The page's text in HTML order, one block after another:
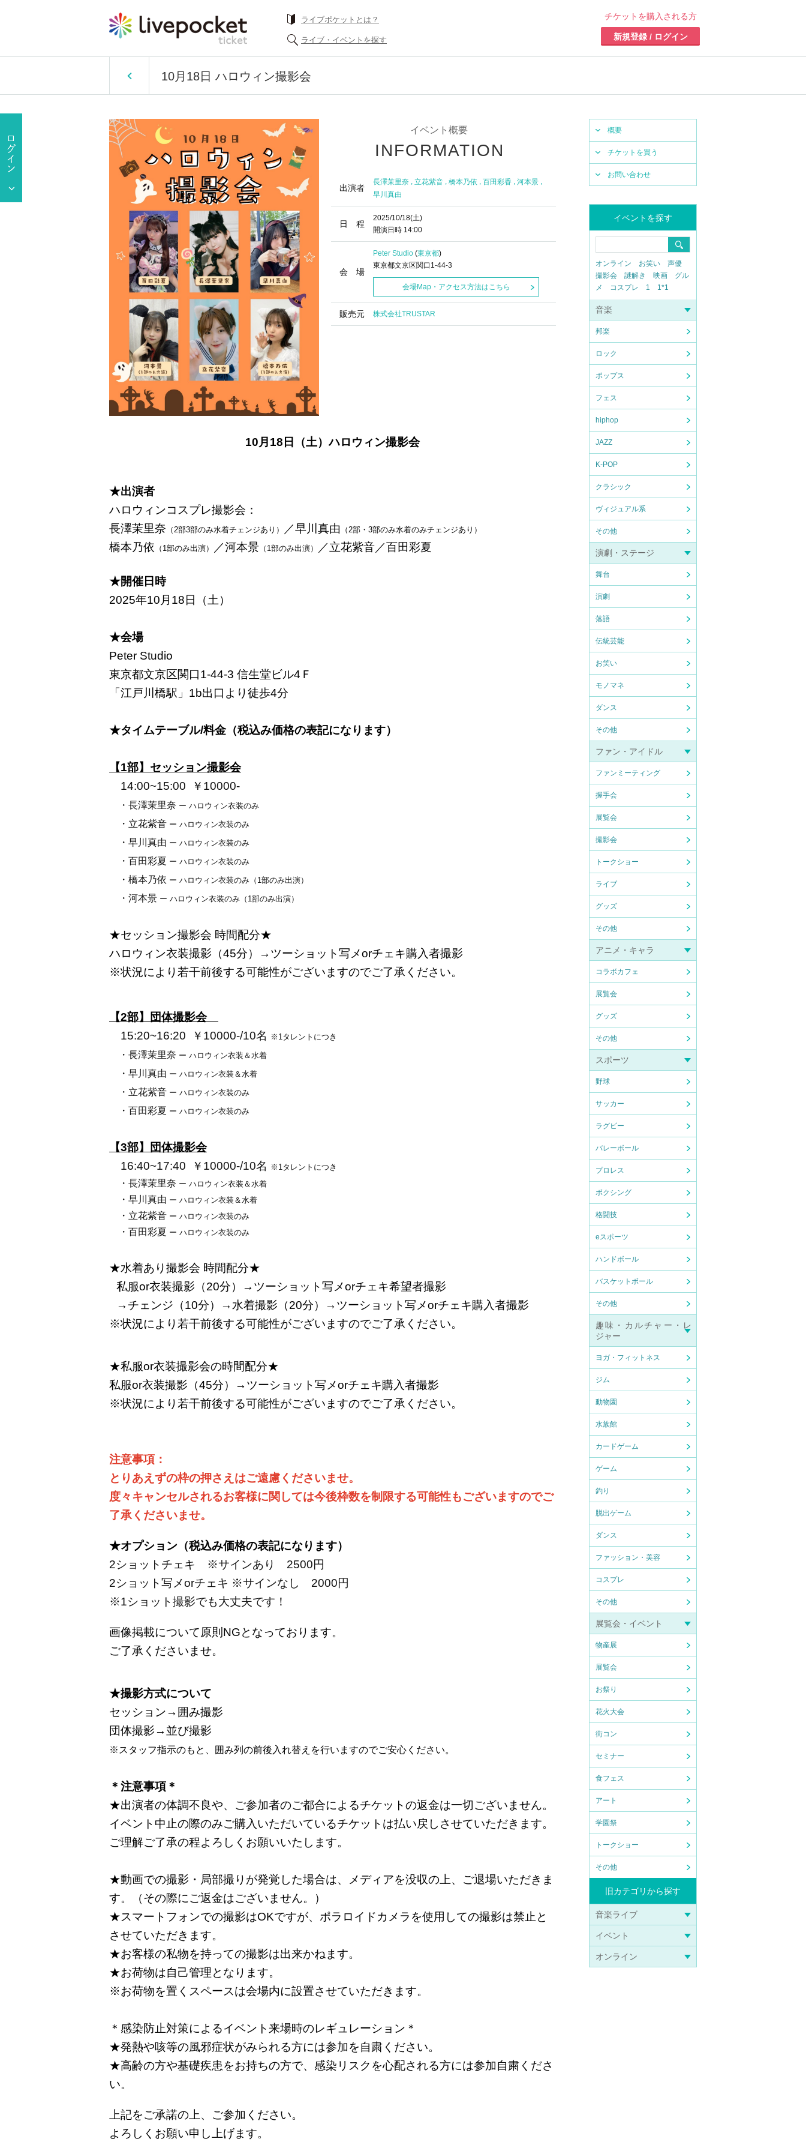
ライブポケットとは？
ライブ・イベントを探す
チケットを購入される方
新規登録 / ログイン
10月18日 ハロウィン撮影会
概要
チケットを買う
お問い合わせ
イベントを探す
オンライン お笑い
声優
撮影会
謎解き 映画
グル
メ
コスプレ 1 1*1
音楽
邦楽
ロック
ポップス
フェス
hiphop
JAZZ
K-POP
クラシック
ヴィジュアル系
その他
演劇・ステージ
舞台
演劇
落語
伝統芸能
お笑い
モノマネ
ダンス
その他
ファン・アイドル
ファンミーティング
握手会
展覧会
撮影会
トークショー
ライブ
グッズ
その他
アニメ・キャラ
コラボカフェ
展覧会
グッズ
その他
スポーツ
野球
サッカー
ラグビー
バレーボール
プロレス
ボクシング
格闘技
eスポーツ
ハンドボール
バスケットボール
その他
趣味・カルチャー・レ
ジャー
ヨガ・フィットネス
ジム
動物園
水族館
カードゲーム
ゲーム
釣り
脱出ゲーム
ダンス
ファッション・美容
コスプレ
その他
展覧会・イベント
物産展
展覧会
お祭り
花火大会
街コン
セミナー
食フェス
アート
学園祭
トークショー
その他
旧カテゴリから探す
音楽ライブ
イベント
オンライン
イベント概要
INFORMATION
出演者
長澤茉里奈 , 立花紫音 , 橋本乃依 , 百田彩香 , 河本景 ,
早川真由
日 程
2025/10/18(土)
開演日時 14:00
会 場
Peter Studio (東京都)
東京都文京区関口1-44-3
会場Map・アクセス方法はこちら
販売元 株式会社TRUSTAR
10月18日（土）ハロウィン撮影会
★出演者
ハロウィンコスプレ撮影会：
長澤茉里奈 （2部3部のみ水着チェンジあり） ／早川真由 （2部・3部のみ水着のみチェンジあり）
橋本乃依 （1部のみ出演） ／河本景 （1部のみ出演） ／立花紫音／百田彩夏
★開催日時
2025年10月18日（土）
★会場
Peter Studio
東京都文京区関口1-44-3 信生堂ビル4Ｆ
「江戸川橋駅」1b出口より徒歩4分
★タイムテーブル/料金（税込み価格の表記になります）
【1部】セッション撮影会
14:00~15:00
￥10000-
・長澤茉里奈 ー ハロウィン衣装のみ
・立花紫音 ー ハロウィン衣装のみ
・早川真由 ー ハロウィン衣装のみ
・百田彩夏 ー ハロウィン衣装のみ
・橋本乃依 ー ハロウィン衣装のみ（1部のみ出演）
・河本景 ー ハロウィン衣装のみ（1部のみ出演）
★セッション撮影会 時間配分★
ハロウィン衣装撮影（45分）→ツーショット写メorチェキ購入者撮影
※状況により若干前後する可能性がございますのでご了承ください。
【2部】団体撮影会
15:20~16:20
￥10000-/10名 ※ 1タレントにつき
・長澤茉里奈 ー ハロウィン衣装＆水着
・早川真由 ー ハロウィン衣装＆水着
・立花紫音 ー ハロウィン衣装のみ
・百田彩夏 ー ハロウィン衣装のみ
【3部】団体撮影会
16:40~17:40
￥10000-/10名 ※ 1タレントにつき
・長澤茉里奈 ー ハロウィン衣装＆水着
・早川真由 ー ハロウィン衣装＆水着
・立花紫音 ー ハロウィン衣装のみ
・百田彩夏 ー ハロウィン衣装のみ
★水着あり撮影会 時間配分★
私服or衣装撮影（20分）→ ツーショット写メorチェキ希望者撮影
→チェンジ（10分）→水着撮影（20分）→ツーショット写メorチェキ購入者撮影
※状況により若干前後する可能性がございますのでご了承ください。
★私服or衣装撮影会の時間配分★
私服or衣装撮影（45分）→ツーショット写メorチェキ購入者撮影
※状況により若干前後する可能性がございますのでご了承ください。
注意事項：
とりあえずの枠の押さえはご遠慮くださいませ。
度々キャンセルされるお客様に関しては今後枠数を制限する可能性もございますのでご
了承くださいませ。
★オプション（税込み価格の表記になります）
2ショットチェキ ※サインあり 2500円
2ショット写メorチェキ ※サインなし 2000円
※1ショット撮影でも大丈夫です！
画像掲載について原則NGとなっております。
ご了承くださいませ。
★撮影方式について
セッション→囲み撮影
団体撮影→並び撮影
※スタッフ指示のもと、囲み列の前後入れ替えを行いますのでご安心ください。
＊注意事項＊
★出演者の体調不良や、ご参加者のご都合によるチケットの返金は一切ございません。
イベント中止の際のみご購入いただいているチケットは払い戻しさせていただきます。
ご理解ご了承の程よろしくお願いいたします。
★動画での撮影・局部撮りが発覚した場合は、メディアを没収の上、ご退場いただきま
す。（その際にご返金はございません。）
★スマートフォンでの撮影はOKですが、ポラロイドカメラを使用しての撮影は禁止と
させていただきます。
★お客様の私物を持っての撮影は出来かねます。
★お荷物は自己管理となります。
※お荷物を置くスペースは会場内に設置させていただきます。
＊感染防止対策によるイベント来場時のレギュレーション＊
★発熱や咳等の風邪症状がみられる方には参加を自粛ください。
★高齢の方や基礎疾患をお持ちの方で、感染リスクを心配される方には参加自粛くださ
い。
上記をご承諾の上、ご参加ください。
よろしくお願い申し上げます。